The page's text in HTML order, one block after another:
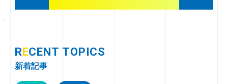
RECENT TOPICS
新着記事